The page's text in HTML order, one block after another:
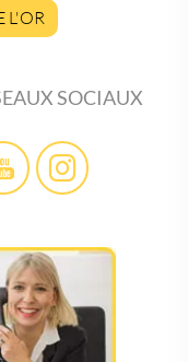
L'OR
SOCIAUX